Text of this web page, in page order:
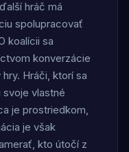
hráč má
spolupracovať
koalícii sa
konverzácie
Hráči, ktorí sa
svoje vlastné
je prostriedkom,
je však
kto útočí z